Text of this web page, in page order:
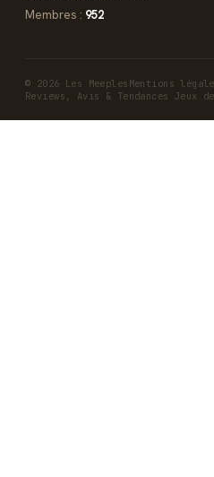
Membres : 952
© 2026 Les Meeples Mentions
Reviews, Avis & Tendances Jeux